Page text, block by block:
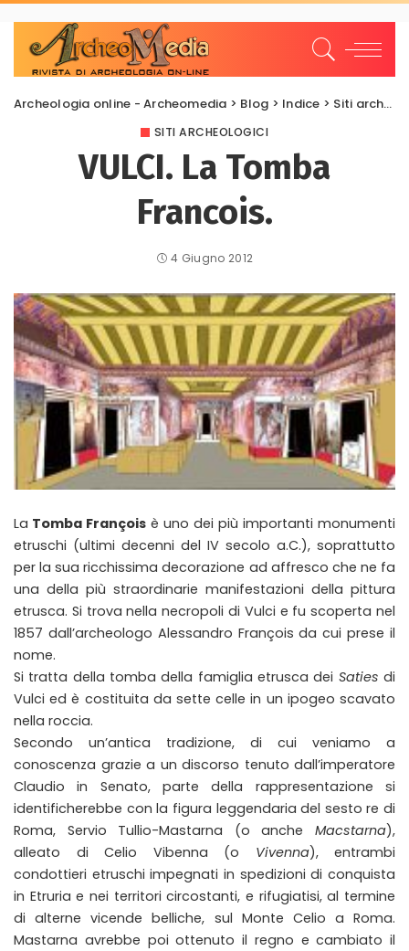
Archeologia online - Archeomedia > Blog > Indice > Siti archeologici
SITI ARCHEOLOGICI
VULCI. La Tomba
Francois.
4 Giugno 2012
La Tomba François è uno dei più importanti monumenti
etruschi (ultimi decenni del IV secolo a.C.), soprattutto
per la sua ricchissima decorazione ad affresco che ne fa
una della più straordinarie manifestazioni della pittura
etrusca. Si trova nella necropoli di Vulci e fu scoperta nel
1857 dall’archeologo Alessandro François da cui prese il
nome.
Si tratta della tomba della famiglia etrusca dei Satiesdi
Vulci ed è costituita da sette celle in un ipogeo scavato
nella roccia.
Secondo un’antica tradizione, di cui veniamo a
conoscenza grazie a un discorso tenuto dall’imperatore
Claudio in Senato, parte della rappresentazione si
identificherebbe con la figura leggendaria del sesto re di
Roma, Servio Tullio-Mastarna (o anche Macstarna),
alleato di Celio Vibenna (o Vivenna), entrambi
condottieri etruschi impegnati in spedizioni di conquista
in Etruria e nei territori circostanti, e rifugiatisi, al termine
di alterne vicende belliche, sul Monte Celio a Roma.
Mastarna avrebbe poi ottenuto il regno e cambiato il